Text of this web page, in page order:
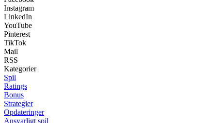
Instagram
LinkedIn
YouTube
Pinterest
TikTok
Mail
RSS
Kategorier
Spil
Ratings
Bonus
Strategier
Opdateringer
Ansvarligt spil